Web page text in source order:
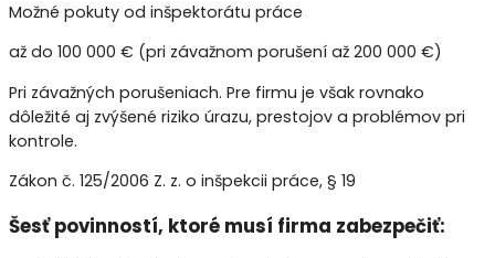
Možné pokuty od inšpektorátu práce
až do 100 000 € (pri závažnom porušení až 200 000 €)
Pri závažných porušeniach. Pre firmu je však rovnako
dôležité aj zvýšené riziko úrazu, prestojov a problémov pri
kontrole.
Zákon č. 125/2006 Z. z. o inšpekcii práce, § 19
Šesť povinností, ktoré musí firma zabezpečiť: